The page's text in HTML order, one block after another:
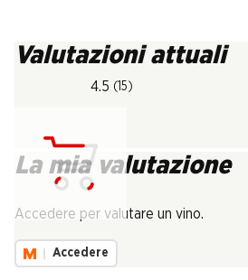
Valutazioni attuali
4.5 (15)
La mia valutazione
Accedere per valutare un vino.
Accedere